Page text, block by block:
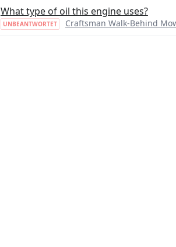
What type of oil this engine uses?
UNBEANTWORTET Craftsman Walk-Behind